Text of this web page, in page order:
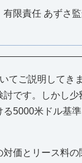
有限責任 あずさ
てご説明してき
です。しかし
5000米ドル基
価とリース料